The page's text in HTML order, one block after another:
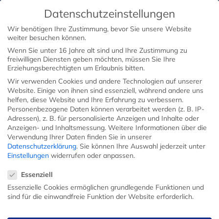
Datenschutzeinstellungen
Wir benötigen Ihre Zustimmung, bevor Sie unsere Website
weiter besuchen können.
Wenn Sie unter 16 Jahre alt sind und Ihre Zustimmung zu
freiwilligen Diensten geben möchten, müssen Sie Ihre
Erziehungsberechtigten um Erlaubnis bitten.
Wir verwenden Cookies und andere Technologien auf unserer
Website. Einige von ihnen sind essenziell, während andere uns
helfen, diese Website und Ihre Erfahrung zu verbessern.
Personenbezogene Daten können verarbeitet werden (z. B. IP-
Adressen), z. B. für personalisierte Anzeigen und Inhalte oder
Anzeigen- und Inhaltsmessung. Weitere Informationen über die
Verwendung Ihrer Daten finden Sie in unserer
Datenschutzerklärung. Sie können Ihre Auswahl jederzeit unter
Einstellungen widerrufen oder anpassen.
Essenziell
Essenzielle Cookies ermöglichen grundlegende Funktionen und
sind für die einwandfreie Funktion der Website erforderlich.